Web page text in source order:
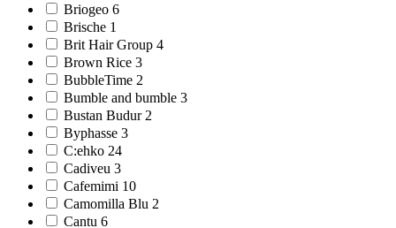
Briogeo 6
Brische 1
Brit Hair Group 4
Brown Rice 3
BubbleTime 2
Bumble and bumble 3
Bustan Budur 2
Byphasse 3
C:ehko 24
Cadiveu 3
Cafemimi 10
Camomilla Blu 2
Cantu 6